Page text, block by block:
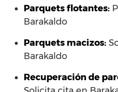
Parquets flotantes:
Barakaldo
Parquets macizos:
Barakaldo
Recuperación de